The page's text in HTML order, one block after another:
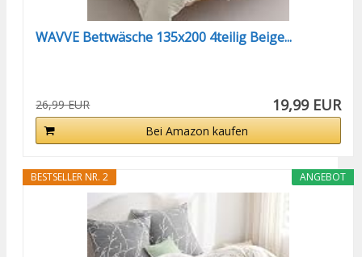
WAVVE Bettwäsche 135x200 4teilig Beige...
26,99 EUR 19,99 EUR
Bei Amazon kaufen
ANGEBOT
BESTSELLER NR. 2